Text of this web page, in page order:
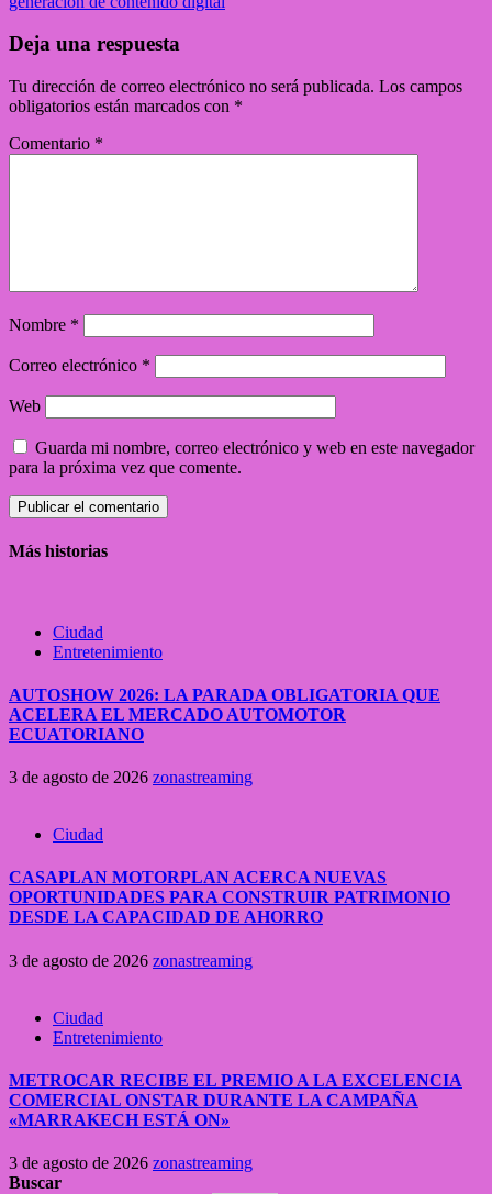
Deja una respuesta
Tu dirección de correo electrónico no será publicada. Los campos
obligatorios están marcados con *
Comentario *
Nombre *
Correo electrónico *
Web
Guarda mi nombre, correo electrónico y web en este navegador
para la próxima vez que comente.
Más historias
Ciudad
Entretenimiento
AUTOSHOW 2026: LA PARADA OBLIGATORIA QUE
ACELERA EL MERCADO AUTOMOTOR
ECUATORIANO
3 de agosto de 2026 zonastreaming
Ciudad
CASAPLAN MOTORPLAN ACERCA NUEVAS
OPORTUNIDADES PARA CONSTRUIR PATRIMONIO
DESDE LA CAPACIDAD DE AHORRO
3 de agosto de 2026 zonastreaming
Ciudad
Entretenimiento
METROCAR RECIBE EL PREMIO A LA EXCELENCIA
COMERCIAL ONSTAR DURANTE LA CAMPAÑA
«MARRAKECH ESTÁ ON»
3 de agosto de 2026 zonastreaming
Buscar